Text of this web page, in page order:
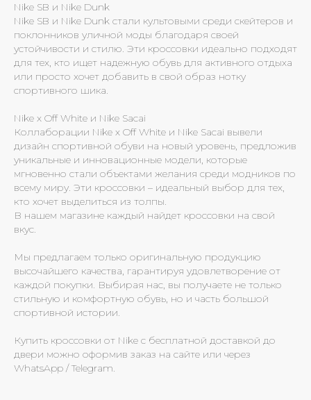
Nike SB и Nike Dunk
Nike SB и Nike Dunk стали культовыми среди скейтеров и
поклонников уличной моды благодаря своей
устойчивости и стилю. Эти кроссовки идеально подходят
для тех, кто ищет надежную обувь для активного отдыха
или просто хочет добавить в свой образ нотку
спортивного шика.
Nike x Off White и Nike Sacai
Коллаборации Nike x Off White и Nike Sacai вывели
дизайн спортивной обуви на новый уровень, предложив
уникальные и инновационные модели, которые
мгновенно стали объектами желания среди модников по
всему миру. Эти кроссовки – идеальный выбор для тех,
кто хочет выделиться из толпы.
В нашем магазине каждый найдет кроссовки на свой
вкус.
Мы предлагаем только оригинальную продукцию
высочайшего качества, гарантируя удовлетворение от
каждой покупки. Выбирая нас, вы получаете не только
стильную и комфортную обувь, но и часть большой
спортивной истории.
Купить кроссовки от Nike с бесплатной доставкой до
двери можно оформив заказ на сайте или через
WhatsApp / Telegram.